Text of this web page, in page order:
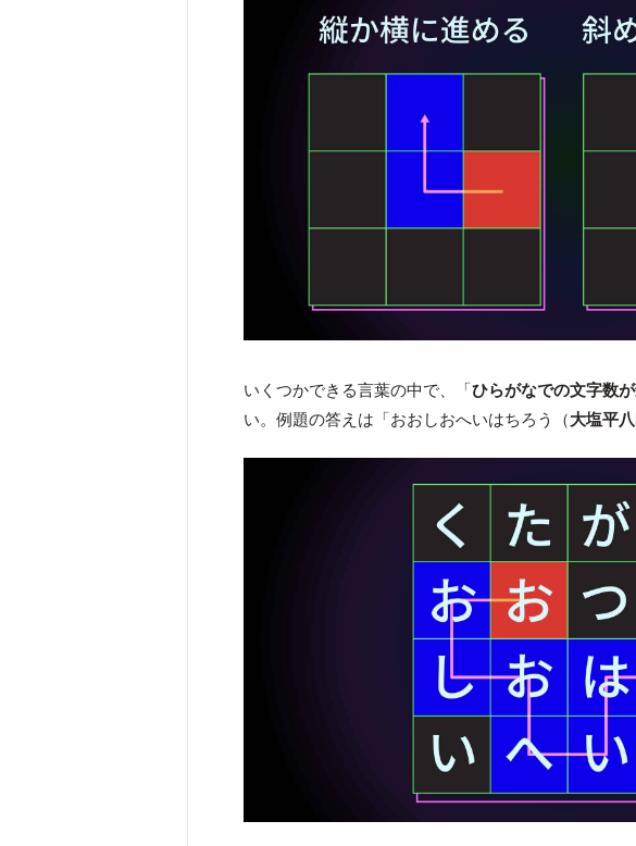
いくつかできる言葉の中で、「ひらがなでの文字数が
い。例題の答えは「おおしおへいはちろう（大塩平